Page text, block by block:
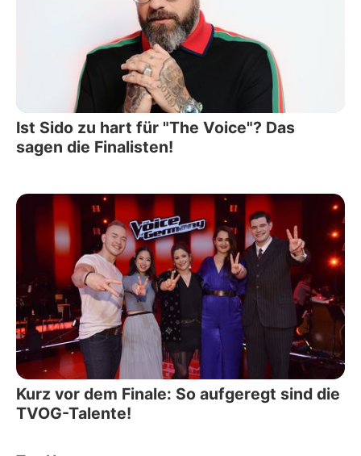
Ist Sido zu hart für "The Voice"? Das
sagen die Finalisten!
Kurz vor dem Finale: So aufgeregt sind die
TVOG-Talente!